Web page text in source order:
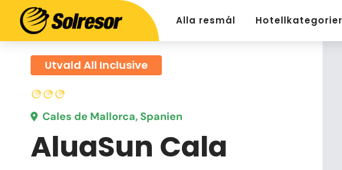
Alla resmål Hotellkategorier
Utvald All Inclusive
Cales de Mallorca, Spanien
AluaSun Cala